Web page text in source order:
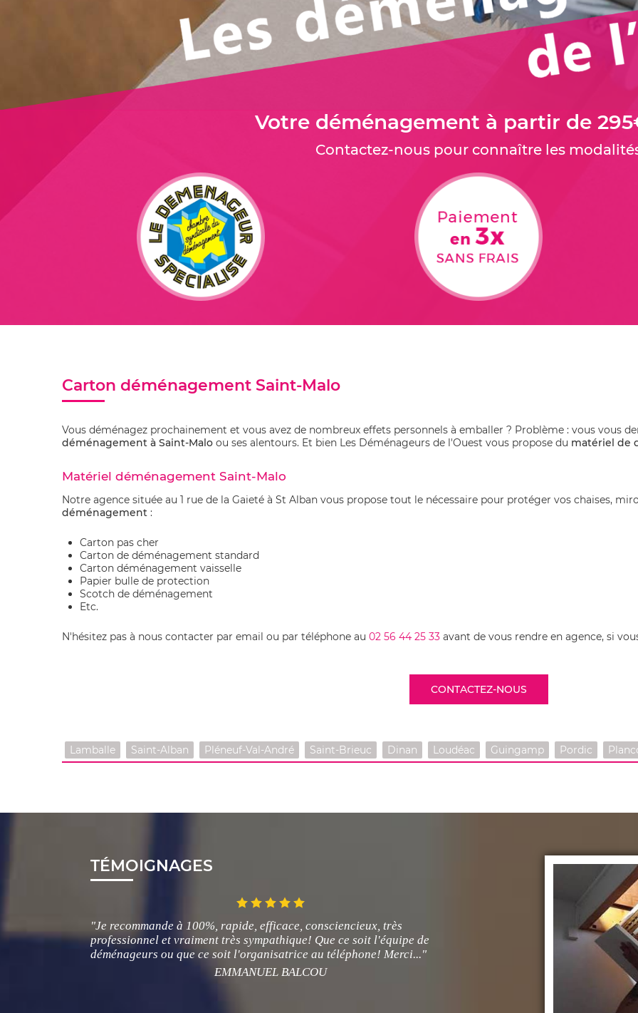
Votre déménagement à partir de
Contactez-nous pour connaître les
Carton déménagement Saint-Malo
Vous déménagez prochainement et vous avez de nombreux effets personnels à emballer ? Problème : vous vous
déménagement à Saint-Malo ou ses alentours. Et bien Les Déménageurs de l'Ouest vous propose du matériel de
Matériel déménagement Saint-Malo
Notre agence située au 1 rue de la Gaieté à St Alban vous propose tout le nécessaire pour protéger vos chaises,
déménagement :
Carton pas cher
Carton de déménagement standard
Carton déménagement vaisselle
Papier bulle de protection
Scotch de déménagement
Etc.
N'hésitez pas à nous contacter par email ou par téléphone au 02 56 44 25 33 avant de vous rendre en agence, si
CONTACTEZ-NOUS
Lamballe Saint-Alban Pléneuf-Val-André Saint-Brieuc Dinan Loudéac Guingamp Pordic
TÉMOIGNAGES
"Je recommande à 100%, rapide, efficace, consciencieux, très
professionnel et vraiment très sympathique! Que ce soit l'équipe de
déménageurs ou que ce soit l'organisatrice au téléphone! Merci..."
EMMANUEL BALCOU